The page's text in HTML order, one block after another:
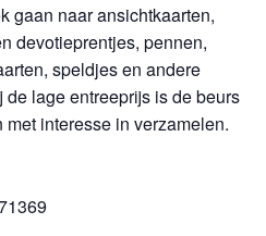
gaan naar ansichtkaarten,
devotieprentjes, pennen,
speldjes en andere
lage entreeprijs is de beurs
interesse in verzamelen.